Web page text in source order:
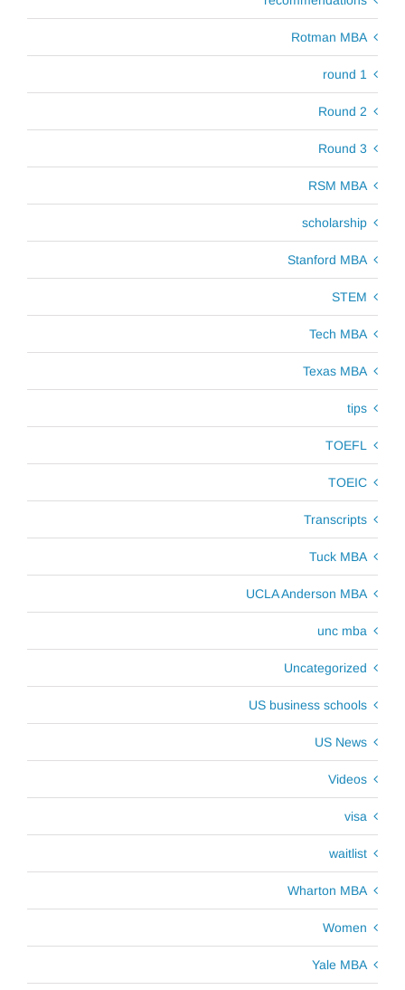
Rotman MBA
round 1
Round 2
Round 3
RSM MBA
scholarship
Stanford MBA
STEM
Tech MBA
Texas MBA
tips
TOEFL
TOEIC
Transcripts
Tuck MBA
UCLA Anderson MBA
unc mba
Uncategorized
US business schools
US News
Videos
visa
waitlist
Wharton MBA
Women
Yale MBA